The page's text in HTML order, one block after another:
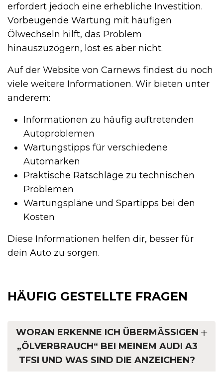
erfordert jedoch eine erhebliche Investition.
Vorbeugende Wartung mit häufigen
Ölwechseln hilft, das Problem
hinauszuzögern, löst es aber nicht.
Auf der Website von Carnews findest du noch
viele weitere Informationen. Wir bieten unter
anderem:
Informationen zu häufig auftretenden
Autoproblemen
Wartungstipps für verschiedene
Automarken
Praktische Ratschläge zu technischen
Problemen
Wartungspläne und Spartipps bei den
Kosten
Diese Informationen helfen dir, besser für
dein Auto zu sorgen.
HÄUFIG GESTELLTE FRAGEN
WORAN ERKENNE ICH ÜBERMÄSSIGEN „
ÖLVERBRAUCH“ BEI MEINEM AUDI A3 T
FSI UND WAS SIND DIE ANZEICHEN?